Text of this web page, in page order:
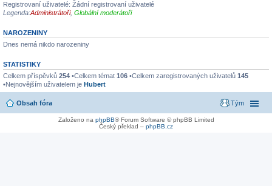
Registrovaní uživatelé: Žádní registrovaní uživatelé
Legenda:Administrátoři, Globální moderátoři
NAROZENINY
Dnes nemá nikdo narozeniny
STATISTIKY
Celkem příspěvků 254 •Celkem témat 106 •Celkem zaregistrovaných uživatelů 145
•Nejnovějším uživatelem je Hubert
Obsah fóra Tým
Založeno na phpBB® Forum Software © phpBB Limited
Český překlad – phpBB.cz